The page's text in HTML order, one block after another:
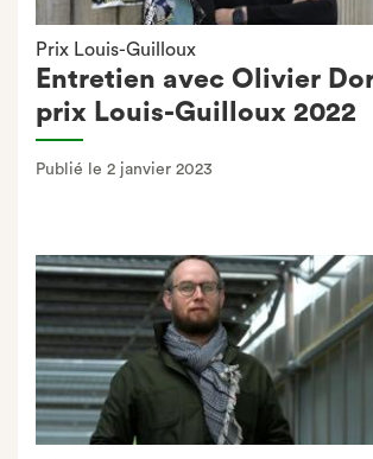
Prix Louis-Guilloux
Entretien avec Olivier
prix Louis-Guilloux 2022
Publié le 2 janvier 2023